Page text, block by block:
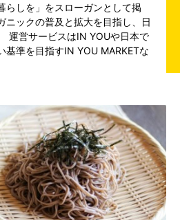
らしを」をスローガンとして掲
ニックの普及と拡大を目指し、日
運営サービスはIN YOUや日本で
基準を目指すIN YOU MARKETな